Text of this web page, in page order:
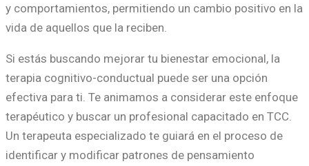
y comportamientos, permitiendo un cambio positivo en la
vida de aquellos que la reciben.
Si estás buscando mejorar tu bienestar emocional, la
terapia cognitivo-conductual puede ser una opción
efectiva para ti. Te animamos a considerar este enfoque
terapéutico y buscar un profesional capacitado en TCC.
Un terapeuta especializado te guiará en el proceso de
identificar y modificar patrones de pensamiento